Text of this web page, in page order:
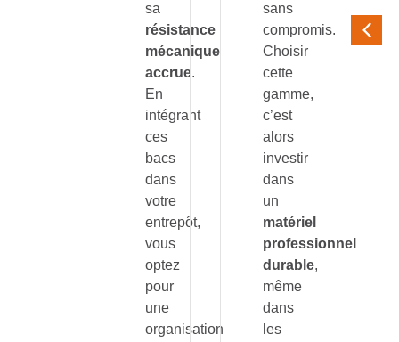
sa
résistance
mécanique
accrue.
En
intégrant
ces
bacs
dans
votre
entrepôt,
vous
optez
pour
une
organisation
sans
compromis.
Choisir
cette
gamme,
c’est
alors
investir
dans
un
matériel
professionnel
durable,
même
dans
les